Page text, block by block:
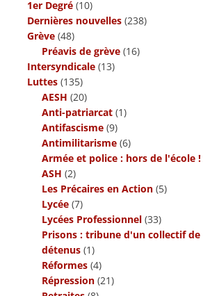
1er Degré (10)
Dernières nouvelles (238)
Grève (48)
Préavis de grève (16)
Intersyndicale (13)
Luttes (135)
AESH (20)
Anti-patriarcat (1)
Antifascisme (9)
Antimilitarisme (6)
Armée et police : hors de l'école !
ASH (2)
Les Précaires en Action (5)
Lycée (7)
Lycées Professionnel (33)
Prisons : tribune d'un collectif de
détenus (1)
Réformes (4)
Répression (21)